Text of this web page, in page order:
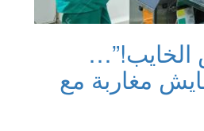
الخايب!”…
مغاربة مع